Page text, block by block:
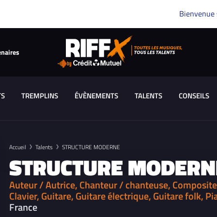
Bienvenue
TREMPLINS ÉVÈNEMENTS TALENTS CONSEILS
Accueil Talents STRUCTURE MODERNE
STRUCTURE
Auteur / Autrice, Chanteur / chanteuse,
Clavier, Guitare, Guitare électrique, Guitare folk,
France